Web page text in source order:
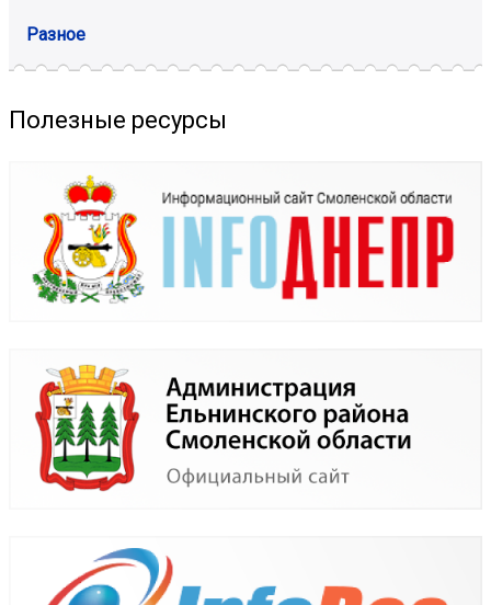
Разное
Полезные ресурсы